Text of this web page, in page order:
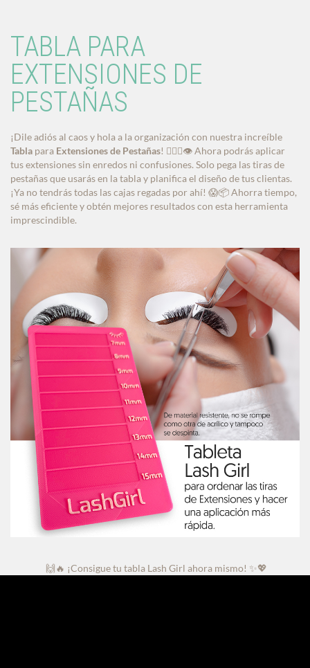
TABLA PARA
EXTENSIONES DE
PESTAÑAS
¡Dile adiós al caos y hola a la organización con nuestra increíble
Tabla para Extensiones de Pestañas! 💁‍♀️✨👁️ Ahora podrás aplicar
tus extensiones sin enredos ni confusiones. Solo pega las tiras de
pestañas que usarás en la tabla y planifica el diseño de tus clientas.
¡Ya no tendrás todas las cajas regadas por ahí! 😱📦 Ahorra tiempo,
sé más eficiente y obtén mejores resultados con esta herramienta
imprescindible.
🙌🔥 ¡Consigue tu tabla Lash Girl ahora mismo! ✨💖